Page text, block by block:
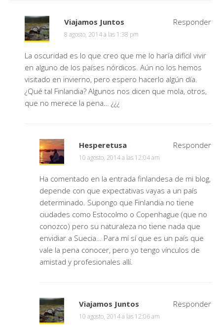
Viajamos Juntos
8 agosto, 2014 a las 1:38 pm
La oscuridad es lo que creo que me lo haría difícil vivir
en alguno de los países nórdicos. Aún no los hemos
visitado en invierno, pero espero hacerlo algún día.
¿Qué tal Finlandia? Algunos nos dicen que mola, otros,
que no merece la pena… ¿¿¿
Responder
Hesperetusa
10 agosto, 2014 a las 12:04 am
Ha comentado en la entrada finlandesa de mi blog,
depende con que expectativas vayas a un país
determinado. Supongo que Finlandia no tiene
ciudades como Estocolmo o Copenhague (que no
conozco) pero su naturaleza no tiene nada que
envidiar a Suecia… Para mí sí que es un país que
vale la pena conocer, pero yo tengo vínculos de
amistad y profesionales allí.
Responder
Viajamos Juntos
10 agosto, 2014 a las 12:06 am
Responder